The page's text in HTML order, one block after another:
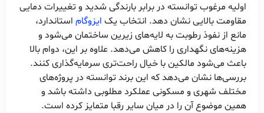
اولیه مرغوب توانسته در برابر بارندگی شدید و تغییرات دمایی
مقاومت بالایی نشان دهد. انتخاب یک ایزوگام استاندارد،
مانع از نفوذ رطوبت به لایه‌های زیرین ساختمان می‌شود و
هزینه‌های نگهداری را کاهش می‌دهد. علاوه بر این، دوام بالا
باعث می‌شود مالکین با خیال راحت‌تری سرمایه‌گذاری کنند.
بررسی‌ها نشان می‌دهد که این برند توانسته در پروژه‌های
مختلف شهری و مسکونی عملکرد مطلوبی داشته باشد و
همین موضوع آن را در میان سایر رقبا متمایز کرده است.